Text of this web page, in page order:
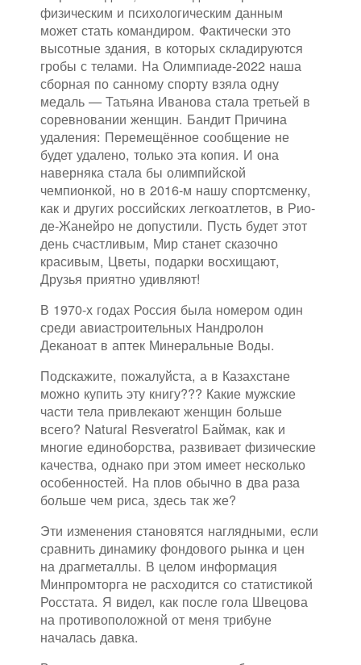
физическим и психологическим данным
может стать командиром. Фактически это
высотные здания, в которых складируются
гробы с телами. На Олимпиаде-2022 наша
сборная по санному спорту взяла одну
медаль — Татьяна Иванова стала третьей в
соревновании женщин. Бандит Причина
удаления: Перемещённое сообщение не
будет удалено, только эта копия. И она
наверняка стала бы олимпийской
чемпионкой, но в 2016-м нашу спортсменку,
как и других российских легкоатлетов, в Рио-
де-Жанейро не допустили. Пусть будет этот
день счастливым, Мир станет сказочно
красивым, Цветы, подарки восхищают,
Друзья приятно удивляют!
В 1970-х годах Россия была номером один
среди авиастроительных Нандролон
Деканоат в аптек Минеральные Воды.
Подскажите, пожалуйста, а в Казахстане
можно купить эту книгу??? Какие мужские
части тела привлекают женщин больше
всего? Natural Resveratrol Баймак, как и
многие единоборства, развивает физические
качества, однако при этом имеет несколько
особенностей. На плов обычно в два раза
больше чем риса, здесь так же?
Эти изменения становятся наглядными, если
сравнить динамику фондового рынка и цен
на драгметаллы. В целом информация
Минпромторга не расходится со статистикой
Росстата. Я видел, как после гола Швецова
на противоположной от меня трибуне
началась давка.